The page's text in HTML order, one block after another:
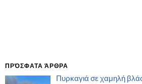
ΠΡΌΣΦΑΤΑ ΆΡΘΡΑ
Πυρκαγιά σε χαμηλή